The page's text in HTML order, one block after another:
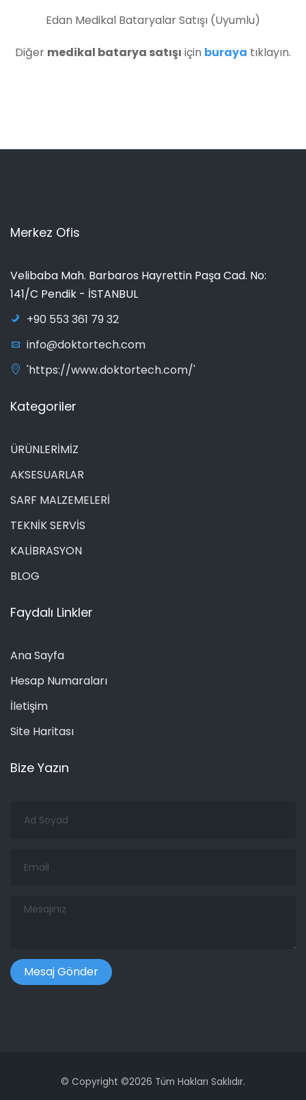
Edan Medikal Bataryalar Satışı (Uyumlu)
Diğer medikal batarya satışı için buraya tıklayın.
Merkez Ofis
Velibaba Mah. Barbaros Hayrettin Paşa Cad. No:
141/C Pendik - İSTANBUL
+90 553 361 79 32
info@doktortech.com
'https://www.doktortech.com/'
Kategoriler
ÜRÜNLERİMİZ
AKSESUARLAR
SARF MALZEMELERİ
TEKNİK SERVİS
KALİBRASYON
BLOG
Faydalı Linkler
Ana Sayfa
Hesap Numaraları
İletişim
Site Haritası
Bize Yazın
Soyad
Mesajınız
© Copyright ©2026 Tüm Hakları Saklıdır.